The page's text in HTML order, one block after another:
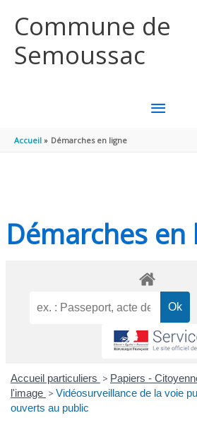
Commune de
Semoussac
MENU
Accueil Démarches en ligne
Démarches en
Accueil particuliers > Papiers -
l'image > Vidéosurveillance de la voie
ouverts au public